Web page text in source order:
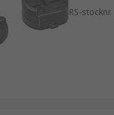
RS-stocknr.